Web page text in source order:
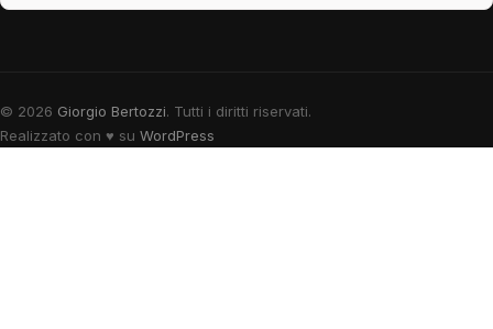
© 2026 Giorgio Bertozzi. Tutti i diritti riservati.
Realizzato con ♥ su WordPress